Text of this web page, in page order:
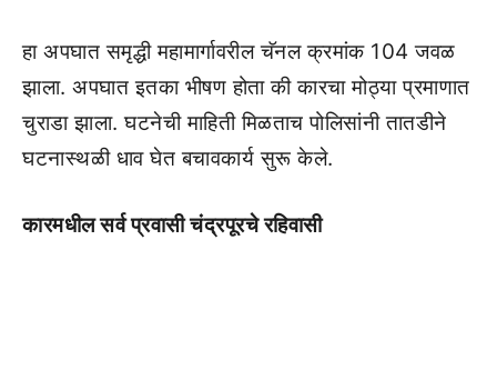
हा अपघात समृद्धी महामार्गावरील चॅनल क्रमांक 104 जवळ
झाला. अपघात इतका भीषण होता की कारचा मोठ्या प्रमाणात
चुराडा झाला. घटनेची माहिती मिळताच पोलिसांनी तातडीने
घटनास्थळी धाव घेत बचावकार्य सुरू केले.
कारमधील सर्व प्रवासी चंद्रपूरचे रहिवासी